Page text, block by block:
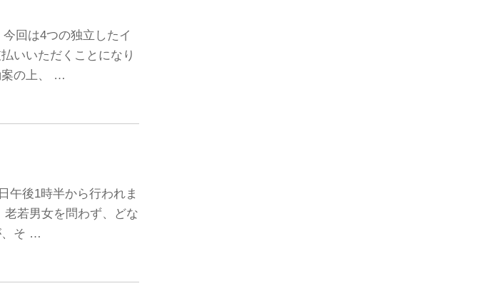
回は4つの独立したイ
いいただくことになり
案の上、 …
午後1時半から行われま
若男女を問わず、どな
、そ …